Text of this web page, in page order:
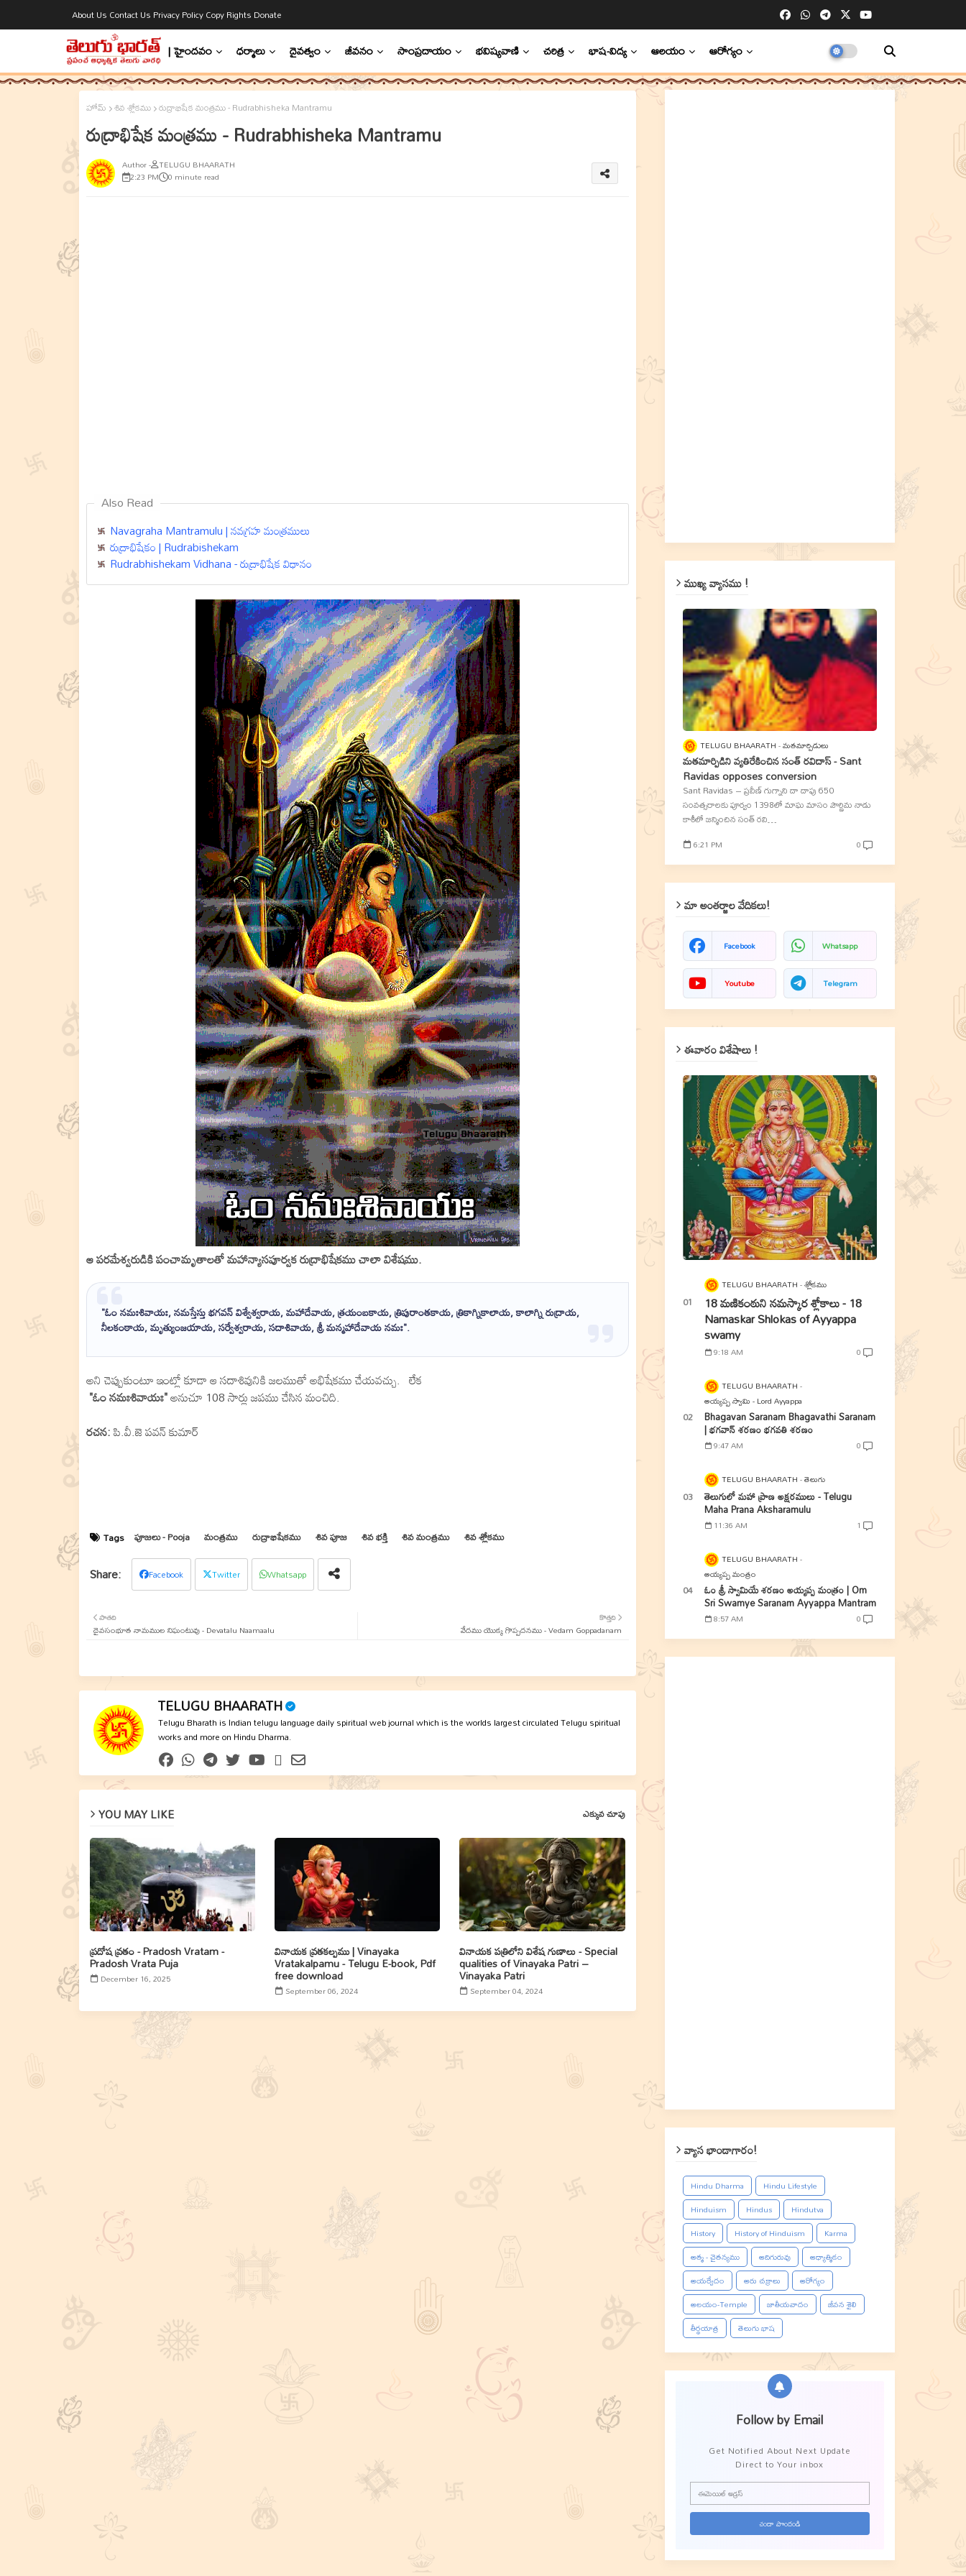
About Us Contact Us Privacy PolicyCopy Rights Donate
| హైందవం ధర్మాలు దైవత్వం జీవనం సాంప్రదాయం భవిష్యవాణి చరిత్ర భాష-విద్య ఆలయం ఆరోగ్యం
హోమ్ శివ శ్లోకము రుద్రాభిషేక మంత్రము - Rudrabhisheka Mantramu
రుద్రాభిషేక మంత్రము - Rudrabhisheka Mantramu
TELUGU BHAARATH
2:23 PM 0 minute read
Also Read
Navagraha Mantramulu | నవగ్రహ మంత్రములు
రుద్రాభిషేకం | Rudrabishekam
Rudrabhishekam Vidhana - రుద్రాభిషేక విధానం
ఆ పరమేశ్వరుడికి పంచామృతాలతో మహాన్యాసపూర్వక రుద్రాభిషేకము చాలా విశేషము.
"ఓం నమఃశివాయః, నమస్తేస్తు భగవన్ విశ్వేశ్వరాయ, మహాదేవాయ, త్రయంబకాయ, త్రిపురాంతకాయ, త్రికాగ్నికాలాయ, కాలాగ్ని రుద్రాయ,
నీలకంఠాయ, మృత్యుంజయాయ, సర్వేశ్వరాయ, సదాశివాయ, శ్రీ మన్మహాదేవాయ నమః".
అని చెప్పుకుంటూ ఇంట్లో కూడా ఆ సదాశివునికి జలముతో అభిషేకము చేయవచ్చు. లేక
"ఓం నమఃశివాయః"అనుచూ 108 సార్లు జపము చేసిన మంచిది.
రచన:పి.వీ.జె పవన్ కుమార్
Tags పూజలు - Pooja మంత్రము రుద్రాభిషేకము శివ పూజ శివ భక్తి శివ మంత్రము శివ శ్లోకము
Facebook Twitter Whatsapp
కొత్తది
వేదము యొక్క గొప్పదనము - Vedam Goppadanam
పాతది
దైవసంభూత నామముల నిఘంటువు - Devatalu Naamaalu
TELUGU BHAARATH
Telugu Bharath is Indian telugu language daily spiritual web journal which is the worlds largest circulated Telugu spiritual
works and more on Hindu Dharma.
YOU MAY LIKE ఎక్కువ చూపు
ప్రదోష వ్రతం - Pradosh Vratam -
Pradosh Vrata Puja
December 16, 2025
వినాయక వ్రతకల్పము | Vinayaka
Vratakalpamu - Telugu E-book, Pdf
free download
September 06, 2024
వినాయక పత్రిలోని విశేష గుణాలు - Special
qualities of Vinayaka Patri –
Vinayaka Patri
September 04, 2024
ముఖ్య వ్యాసము !
TELUGU BHAARATH మతమార్పిడులు
మతమార్పిడిని వ్యతిరేకించిన సంత్‌ రవిదాస్‌ - Sant
Ravidas opposes conversion
Sant Ravidas – ప్రవీణ్‌ గుగ్నాని దా దాపు 650
సంవత్సరాలకు పూర్వం 1398లో మాఘ మాసం పౌర్ణిమ నాడు
కాశీలో జన్మించిన సంత్‌ రవి…
6:21 PM 0
మా అంతర్జాల వేదికలు!
Facebook Whatsapp
Youtube Telegram
ఈవారం విశేషాలు !
TELUGU BHAARATH శ్లోకము
18 మణికంఠుని నమస్కార శ్లోకాలు - 18
Namaskar Shlokas of Ayyappa
swamy
9:18 AM 0
TELUGU BHAARATH
అయ్యప్ప స్వామి - Lord Ayyappa
Bhagavan Saranam Bhagavathi Saranam
| భగవాన్ శరణం భగవతి శరణం
9:47 AM 0
TELUGU BHAARATH తెలుగు
తెలుగులో మహా ప్రాణ అక్షరములు - Telugu
Maha Prana Aksharamulu
11:36 AM 1
TELUGU BHAARATH
అయ్యప్ప మంత్రం
ఓం శ్రీ స్వామియే శరణం అయ్యప్ప మంత్రం | Om
Sri Swamye Saranam Ayyappa Mantram
8:57 AM 0
వ్యాస భాండాగారం!
Hindu Dharma
Hindu Lifestyle
Hinduism
Hindus
Hindutva
History
History of Hinduism
Karma
ఆత్మ - చైతన్యము
ఆదిగురువు
ఆధ్యాత్మికం
ఆయర్వేదం
ఆరు చక్రాలు
ఆరోగ్యం
ఆలయం-Temple
జాతీయవాదం
జీవన శైలి
తీర్థయాత్ర
తెలుగు భాష
Follow by Email
Get Notified About Next Update
Direct to Your inbox